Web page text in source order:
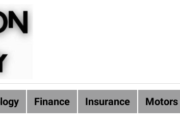
Finance Insurance Motors